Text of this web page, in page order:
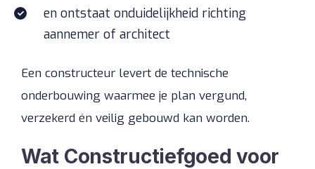
en ontstaat onduidelijkheid richting
aannemer of architect
Een constructeur levert de technische
onderbouwing waarmee je plan vergund,
verzekerd én veilig gebouwd kan worden.
Wat Constructiefgoed voor